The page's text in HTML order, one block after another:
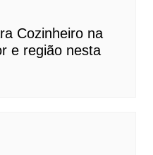
Cozinheiro na
e região nesta